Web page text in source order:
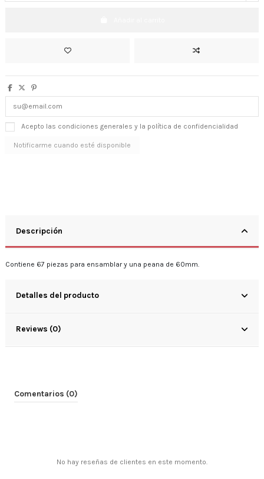
Acepto las condiciones generales y la política de confidencialidad
Descripción
Contiene 67 piezas para ensamblar y una peana de 60mm.
Detalles del producto
Reviews (0)
Comentarios (0)
No hay reseñas de clientes en este momento.